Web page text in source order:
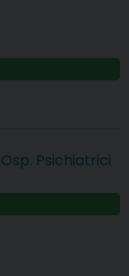
Psichiatrici